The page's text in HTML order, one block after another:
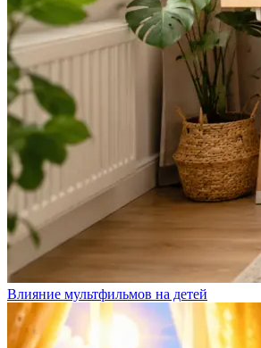
Влияние мультфильмов на детей